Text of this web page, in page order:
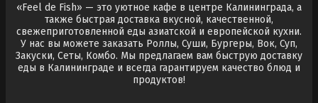
«Feel de Fish» — это уютное кафе в центре Калининграда, а
также быстрая доставка вкусной, качественной,
свежеприготовленной еды азиатской и европейской кухни.
У нас вы можете заказать Роллы, Суши, Бургеры, Вок, Суп,
Закуски, Сеты, Комбо. Мы предлагаем вам быструю доставку
еды в Калининграде и всегда гарантируем качество блюд и
продуктов!